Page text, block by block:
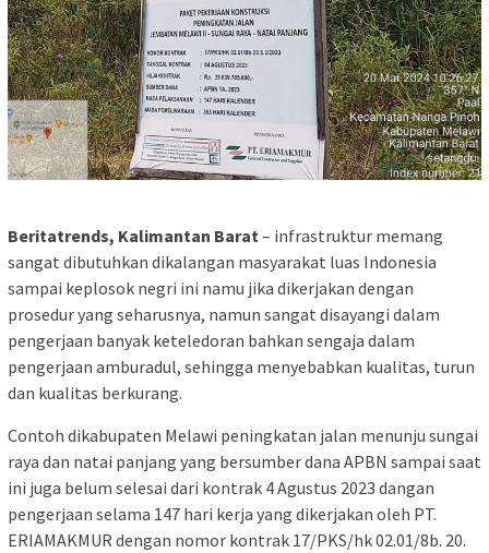
Beritatrends, Kalimantan Barat– infrastruktur memang
sangat dibutuhkan dikalangan masyarakat luas Indonesia
sampai keplosok negri ini namu jika dikerjakan dengan
prosedur yang seharusnya, namun sangat disayangi dalam
pengerjaan banyak keteledoran bahkan sengaja dalam
pengerjaan amburadul, sehingga menyebabkan kualitas, turun
dan kualitas berkurang.
Contoh dikabupaten Melawi peningkatan jalan menunju sungai
raya dan natai panjang yang bersumber dana APBN sampai saat
ini juga belum selesai dari kontrak 4 Agustus 2023 dangan
pengerjaan selama 147 hari kerja yang dikerjakan oleh PT.
ERIAMAKMUR dengan nomor kontrak 17/PKS/hk 02.01/8b. 20.